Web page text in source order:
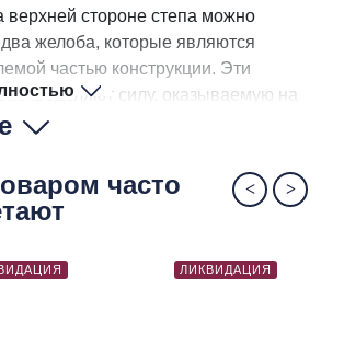
верхней стороне степа можно
два желоба, которые являются
частью конструкции. Эти
силу, оказываемую на
поверхности, предотвращая
Немаловажным фактором здесь
место производства.
часто
ЛИКВИДАЦИЯ